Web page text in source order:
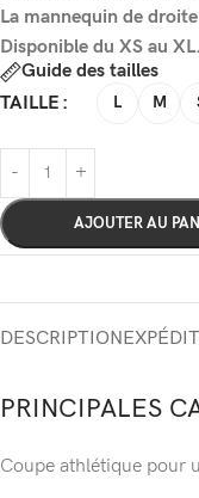
La mannequin de
Disponible du XS au XL.
Guide des tailles
TAILLE
L M
AJOUTER AU
DESCRIPTION
PRINCIPALES
Coupe athlétique pour